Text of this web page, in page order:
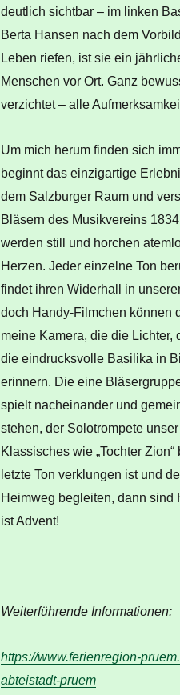
deutlich sichtbar – im linken
Berta Hansen nach dem
Leben riefen, ist sie ein
Menschen vor Ort. Ganz
verzichtet – alle
Um mich herum finden sich
beginnt das einzigartige
dem Salzburger Raum und
Bläsern des Musikvereins
werden still und horchen
Herzen. Jeder einzelne Ton
findet ihren Widerhall in
doch Handy-Filmchen können
meine Kamera, die die Lichter,
die eindrucksvolle Basilika in
erinnern. Die eine
spielt nacheinander und
stehen, der Solotrompete
Klassisches wie „Tochter
letzte Ton verklungen ist und
Heimweg begleiten, dann sind
ist Advent!
Weiterführende Informationen:
https://www.ferienregion-
abteistadt-pruem